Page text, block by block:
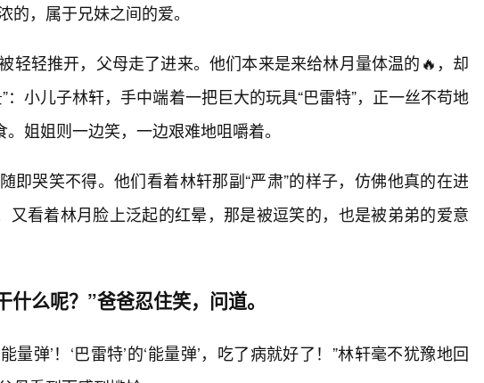
的，属于兄妹之间的爱。
轻轻推开，父母走了进来。他们本来是来给林月量体温的🔥，却
：小儿子林轩，手中端着一把巨大的玩具“巴雷特”，正一丝不苟地
。姐姐则一边笑，一边艰难地咀嚼着。
即哭笑不得。他们看着林轩那副“严肃”的样子，仿佛他真的在进
又看着林月脸上泛起的红晕，那是被逗笑的，也是被弟弟的爱意
什么呢？”爸爸忍住笑，问道。
能量弹’！‘巴雷特’的‘能量弹’，吃了病就好了！”林轩毫不犹豫地回